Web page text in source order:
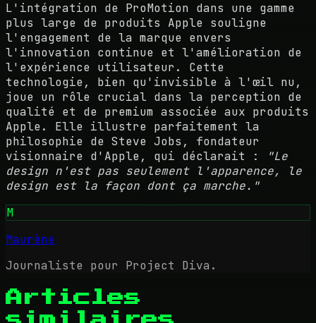
L'intégration de ProMotion dans une gamme
plus large de produits Apple souligne
l'engagement de la marque envers
l'innovation continue et l'amélioration de
l'expérience utilisateur. Cette
technologie, bien qu'invisible à l'œil nu,
joue un rôle crucial dans la perception de
qualité et de premium associée aux produits
Apple. Elle illustre parfaitement la
philosophie de Steve Jobs, fondateur
visionnaire d'Apple, qui déclarait :
"Le
design n'est pas seulement l'apparence, le
design est la façon dont ça marche."
M
Maurène
Journaliste pour Project Diva.
Articles